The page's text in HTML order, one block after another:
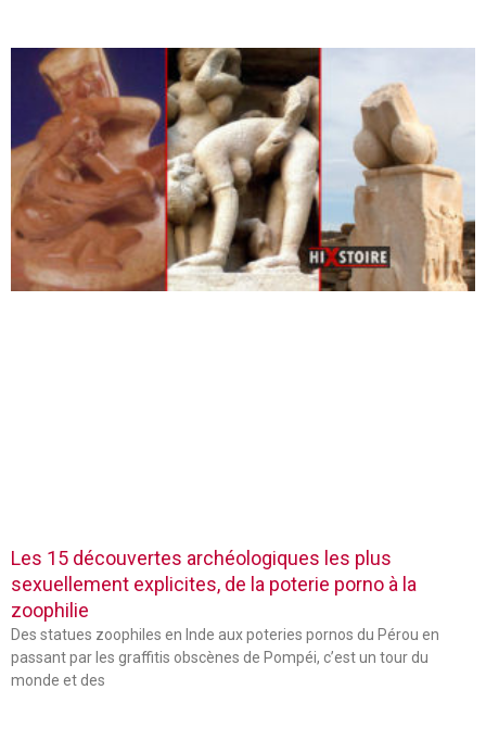
Les 15 découvertes archéologiques les plus
sexuellement explicites, de la poterie porno à la
zoophilie
Des statues zoophiles en Inde aux poteries pornos du Pérou en
passant par les graffitis obscènes de Pompéi, c’est un tour du
monde et des